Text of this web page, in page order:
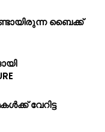
ബൈക്ക്
വേറിട്ട